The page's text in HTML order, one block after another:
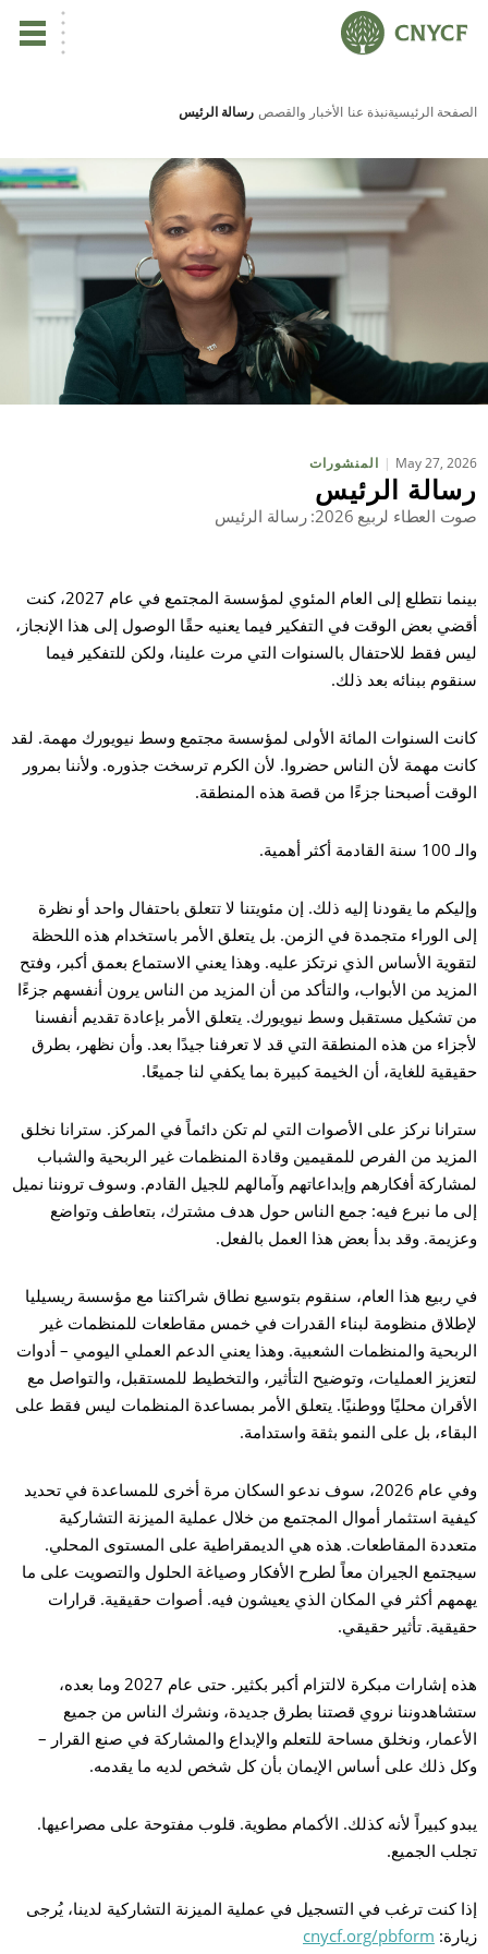
الصفحة الرئيسيةنبذة عنا الأخبار والقصص رسالة الرئيس
المنشورات May 27, 2026
رسالة الرئيس
صوت العطاء لربيع 2026: رسالة الرئيس
بينما نتطلع إلى العام المئوي لمؤسسة المجتمع في عام 2027، كنت
أقضي بعض الوقت في التفكير فيما يعنيه حقًا الوصول إلى هذا الإنجاز،
ليس فقط للاحتفال بالسنوات التي مرت علينا، ولكن للتفكير فيما
سنقوم ببنائه بعد ذلك.
كانت السنوات المائة الأولى لمؤسسة مجتمع وسط نيويورك مهمة. لقد
كانت مهمة لأن الناس حضروا. لأن الكرم ترسخت جذوره. ولأننا بمرور
الوقت أصبحنا جزءًا من قصة هذه المنطقة.
والـ 100 سنة القادمة أكثر أهمية.
وإليكم ما يقودنا إليه ذلك. إن مئويتنا لا تتعلق باحتفال واحد أو نظرة
إلى الوراء متجمدة في الزمن. بل يتعلق الأمر باستخدام هذه اللحظة
لتقوية الأساس الذي نرتكز عليه. وهذا يعني الاستماع بعمق أكبر، وفتح
المزيد من الأبواب، والتأكد من أن المزيد من الناس يرون أنفسهم جزءًا
من تشكيل مستقبل وسط نيويورك. يتعلق الأمر بإعادة تقديم أنفسنا
لأجزاء من هذه المنطقة التي قد لا تعرفنا جيدًا بعد. وأن نظهر، بطرق
حقيقية للغاية، أن الخيمة كبيرة بما يكفي لنا جميعًا.
سترانا نركز على الأصوات التي لم تكن دائماً في المركز. سترانا نخلق
المزيد من الفرص للمقيمين وقادة المنظمات غير الربحية والشباب
لمشاركة أفكارهم وإبداعاتهم وآمالهم للجيل القادم. وسوف تروننا نميل
إلى ما نبرع فيه: جمع الناس حول هدف مشترك، بتعاطف وتواضع
وعزيمة. وقد بدأ بعض هذا العمل بالفعل.
في ربيع هذا العام، سنقوم بتوسيع نطاق شراكتنا مع مؤسسة ريسيليا
لإطلاق منظومة لبناء القدرات في خمس مقاطعات للمنظمات غير
الربحية والمنظمات الشعبية. وهذا يعني الدعم العملي اليومي – أدوات
لتعزيز العمليات، وتوضيح التأثير، والتخطيط للمستقبل، والتواصل مع
الأقران محليًا ووطنيًا. يتعلق الأمر بمساعدة المنظمات ليس فقط على
البقاء، بل على النمو بثقة واستدامة.
وفي عام 2026، سوف ندعو السكان مرة أخرى للمساعدة في تحديد
كيفية استثمار أموال المجتمع من خلال عملية الميزنة التشاركية
متعددة المقاطعات. هذه هي الديمقراطية على المستوى المحلي.
سيجتمع الجيران معاً لطرح الأفكار وصياغة الحلول والتصويت على ما
يهمهم أكثر في المكان الذي يعيشون فيه. أصوات حقيقية. قرارات
حقيقية. تأثير حقيقي.
هذه إشارات مبكرة لالتزام أكبر بكثير. حتى عام 2027 وما بعده،
ستشاهدوننا نروي قصتنا بطرق جديدة، ونشرك الناس من جميع
الأعمار، ونخلق مساحة للتعلم والإبداع والمشاركة في صنع القرار –
وكل ذلك على أساس الإيمان بأن كل شخص لديه ما يقدمه.
يبدو كبيراً لأنه كذلك. الأكمام مطوية. قلوب مفتوحة على مصراعيها.
تجلب الجميع.
إذا كنت ترغب في التسجيل في عملية الميزنة التشاركية لدينا، يُرجى
زيارة: cnycf.org/pbform